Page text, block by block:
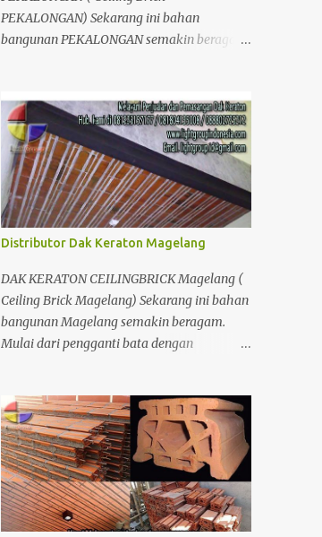
081804135008 / 081325157177 Kelebihan
Dak Lantai keraton : 1.Dak keraton Abadi
dengan pelat lantai konvensional. 2.Proses
pengerjaanya lebih cepat. 3.Lebih hemat
karena penggematan tenaga kerja & waktu.
4.Lebih efesien karena dapat di kerjakan
Bersamaan den...
PEKALONGAN) Sekarang ini bahan
bangunan PEKALONGAN semakin beragam.
menggunakan penutup yang berbahan
ringan/panel serta untuk atap yang tidak
lagi menggunakan kayu sebagai kuda -
kuda melainkan menggunakan metal.
Distributor Dak Keraton Magelang
DAK KERATON CEILINGBRICK Magelang (
Ceiling Brick Magelang) Sekarang ini bahan
bangunan Magelang semakin beragam.
Mulai dari pengganti bata dengan
ringan/panel serta untuk atap yang tidak
lagi menggunakan kayu sebagai kuda -
kuda melainkan menggunakan metal.